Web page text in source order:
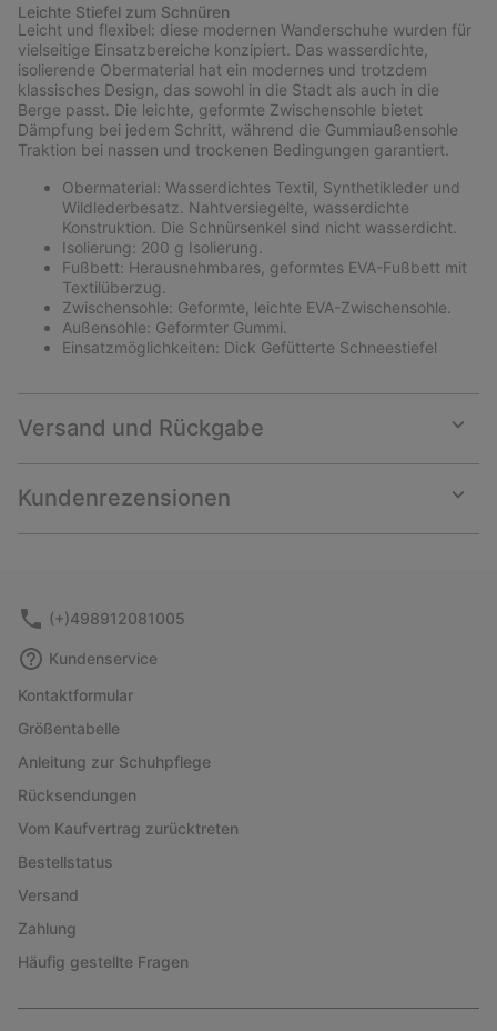
section
Leichte Stiefel zum Schnüren
Leicht und flexibel: diese modernen Wanderschuhe wurden für
vielseitige Einsatzbereiche konzipiert. Das wasserdichte,
isolierende Obermaterial hat ein modernes und trotzdem
klassisches Design, das sowohl in die Stadt als auch in die
Berge passt. Die leichte, geformte Zwischensohle bietet
Dämpfung bei jedem Schritt, während die Gummiaußensohle
Traktion bei nassen und trockenen Bedingungen garantiert.
Obermaterial: Wasserdichtes Textil, Synthetikleder und
Wildlederbesatz. Nahtversiegelte, wasserdichte
Konstruktion. Die Schnürsenkel sind nicht wasserdicht.
Isolierung: 200 g Isolierung.
Fußbett: Herausnehmbares, geformtes EVA-Fußbett mit
Textilüberzug.
Zwischensohle: Geformte, leichte EVA-Zwischensohle.
Außensohle: Geformter Gummi.
Einsatzmöglichkeiten: Dick Gefütterte Schneestiefel
Versand und Rückgabe
or
Kundenrezensionen
or
(+)498912081005
Kundenservice
Kontaktformular
Größentabelle
Anleitung zur Schuhpflege
Rücksendungen
Vom Kaufvertrag zurücktreten
Bestellstatus
Versand
Zahlung
Häufig gestellte Fragen